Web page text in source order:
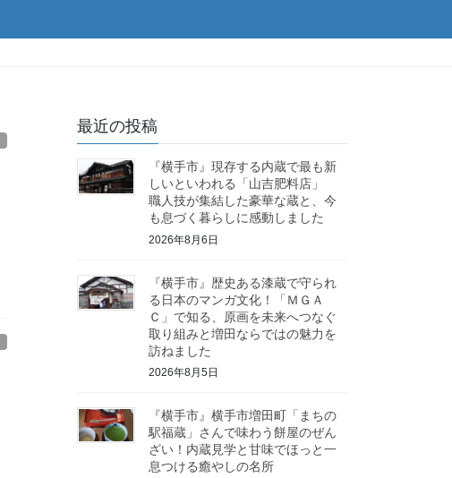
最近の投稿
『横手市』現存する内蔵で最も新
しいといわれる「山吉肥料店」
職人技が集結した豪華な蔵と、今
も息づく暮らしに感動しました
2026年8月6日
『横手市』歴史ある漆蔵で守られ
る日本のマンガ文化！「ＭＧＡ
Ｃ」で知る、原画を未来へつなぐ
取り組みと増田ならではの魅力を
訪ねました
2026年8月5日
『横手市』横手市増田町「まちの
駅福蔵」さんで味わう餅屋のぜん
ざい！内蔵見学と甘味でほっと一
息つける癒やしの名所